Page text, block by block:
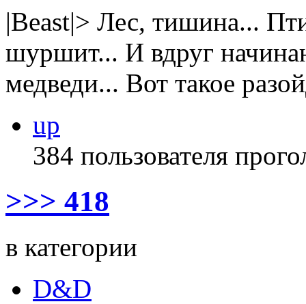
|Beast|> Лес, тишина...
шуршит... И вдруг
медведи... Вот такое
up
384 пользователя
>>> 418
в категории
D&D